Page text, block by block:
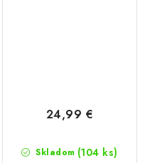
Skladom (104 ks)
24,99 €